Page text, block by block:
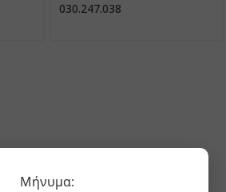
030.247.038
Μήνυμα: